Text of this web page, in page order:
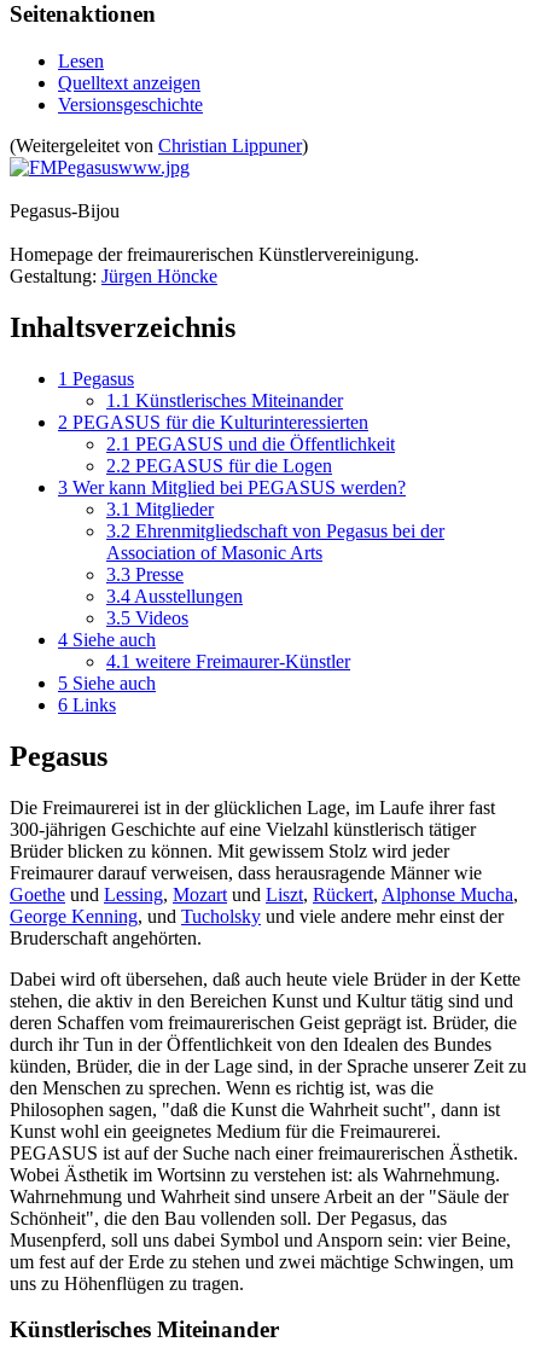
Seitenaktionen
Lesen
Quelltext anzeigen
Versionsgeschichte
(Weitergeleitet von Christian Lippuner)
Pegasus-Bijou
Homepage der freimaurerischen Künstlervereinigung.
Gestaltung: Jürgen Höncke
Inhaltsverzeichnis
1 Pegasus
1.1 Künstlerisches Miteinander
2 PEGASUS für die Kulturinteressierten
2.1 PEGASUS und die Öffentlichkeit
2.2 PEGASUS für die Logen
3 Wer kann Mitglied bei PEGASUS werden?
3.1 Mitglieder
3.2 Ehrenmitgliedschaft von Pegasus bei der
Association of Masonic Arts
3.3 Presse
3.4 Ausstellungen
3.5 Videos
4 Siehe auch
4.1 weitere Freimaurer-Künstler
5 Siehe auch
6 Links
Pegasus
Die Freimaurerei ist in der glücklichen Lage, im Laufe ihrer fast
300-jährigen Geschichte auf eine Vielzahl künstlerisch tätiger
Brüder blicken zu können. Mit gewissem Stolz wird jeder
Freimaurer darauf verweisen, dass herausragende Männer wie
Goethe und Lessing, Mozart und Liszt, Rückert, Alphonse Mucha,
George Kenning, und Tucholsky und viele andere mehr einst der
Bruderschaft angehörten.
Dabei wird oft übersehen, daß auch heute viele Brüder in der Kette
stehen, die aktiv in den Bereichen Kunst und Kultur tätig sind und
deren Schaffen vom freimaurerischen Geist geprägt ist. Brüder, die
durch ihr Tun in der Öffentlichkeit von den Idealen des Bundes
künden, Brüder, die in der Lage sind, in der Sprache unserer Zeit zu
den Menschen zu sprechen. Wenn es richtig ist, was die
Philosophen sagen, "daß die Kunst die Wahrheit sucht", dann ist
Kunst wohl ein geeignetes Medium für die Freimaurerei.
PEGASUS ist auf der Suche nach einer freimaurerischen Ästhetik.
Wobei Ästhetik im Wortsinn zu verstehen ist: als Wahrnehmung.
Wahrnehmung und Wahrheit sind unsere Arbeit an der "Säule der
Schönheit", die den Bau vollenden soll. Der Pegasus, das
Musenpferd, soll uns dabei Symbol und Ansporn sein: vier Beine,
um fest auf der Erde zu stehen und zwei mächtige Schwingen, um
uns zu Höhenflügen zu tragen.
Künstlerisches Miteinander